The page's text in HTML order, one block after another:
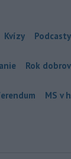
Kvízy Podcasty
Rok
MS v